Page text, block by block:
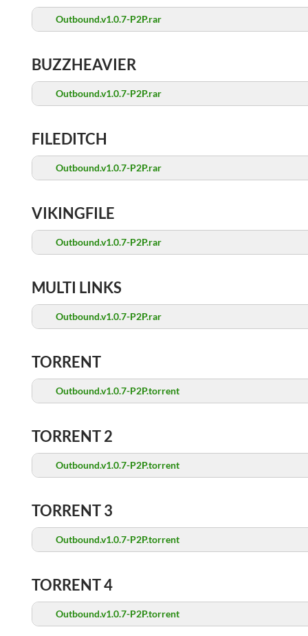
Outbound.v1.0.7-P2P.rar
BUZZHEAVIER
Outbound.v1.0.7-P2P.rar
FILEDITCH
Outbound.v1.0.7-P2P.rar
VIKINGFILE
Outbound.v1.0.7-P2P.rar
MULTI LINKS
Outbound.v1.0.7-P2P.rar
TORRENT
Outbound.v1.0.7-P2P.torrent
TORRENT 2
Outbound.v1.0.7-P2P.torrent
TORRENT 3
Outbound.v1.0.7-P2P.torrent
TORRENT 4
Outbound.v1.0.7-P2P.torrent